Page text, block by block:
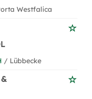
Westfalica
/ Lübbecke